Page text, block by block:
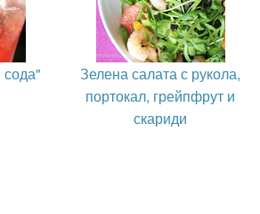
Зелена салата с рукола,
портокал, грейпфрут и
скариди